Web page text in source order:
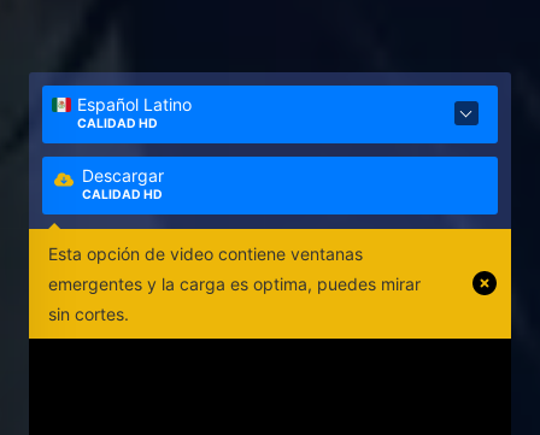
exactamente lo que el Conde de Phantomhive
busca, y cuáles son las verdaderas intenciones de
Sebastian, son las cuestiones que en realidad
absolutamente nadie conoce.
Español Latino
CALIDAD HD
Descargar
CALIDAD HD
Esta opción de video contiene ventanas
emergentes y la carga es optima, puedes mirar
sin cortes.